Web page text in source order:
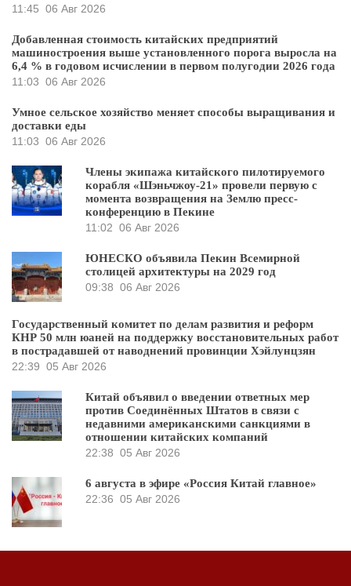
11:45 06 Авг 2026
Добавленная стоимость китайских предприятий
машиностроения выше установленного порога выросла на
6,4 % в годовом исчислении в первом полугодии 2026 года
11:03 06 Авг 2026
Умное сельское хозяйство меняет способы выращивания и
доставки еды
11:03 06 Авг 2026
Члены экипажа китайского пилотируемого
корабля «Шэньчжоу-21» провели первую с
момента возвращения на Землю пресс-
конференцию в Пекине
11:02 06 Авг 2026
ЮНЕСКО объявила Пекин Всемирной
столицей архитектуры на 2029 год
09:38 06 Авг 2026
Государственный комитет по делам развития и реформ
КНР 50 млн юаней на поддержку восстановительных работ
в пострадавшей от наводнений провинции Хэйлунцзян
22:39 05 Авг 2026
Китай объявил о введении ответных мер
против Соединённых Штатов в связи с
недавними американскими санкциями в
отношении китайских компаний
22:38 05 Авг 2026
6 августа в эфире «Россия Китай главное»
22:36 05 Авг 2026